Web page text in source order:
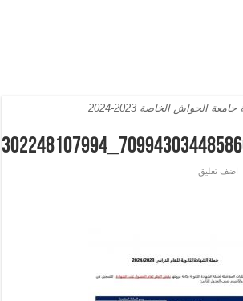
الحواش الخاصة 2023-2024
اضف تعليق